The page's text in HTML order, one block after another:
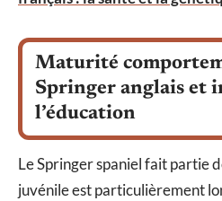
Maturité
Springer anglais et
l’éducation
Le Springer spaniel fait partie
juvénile est particulièrement